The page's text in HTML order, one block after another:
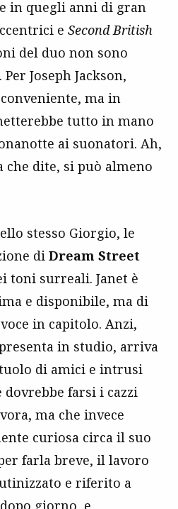
in quegli anni di gran
e Second British
del duo non sono
Joseph Jackson,
ma in
tutto in mano
ai suonatori. Ah,
che dite, si può almeno
stesso Giorgio, le
di Dream Street
toni surreali. Janet è
e disponibile, ma di
in capitolo. Anzi,
in studio, arriva
di amici e intrusi
farsi i cazzi
ma che invece
curiosa circa il suo
farla breve, il lavoro
e riferito a
giorno, e